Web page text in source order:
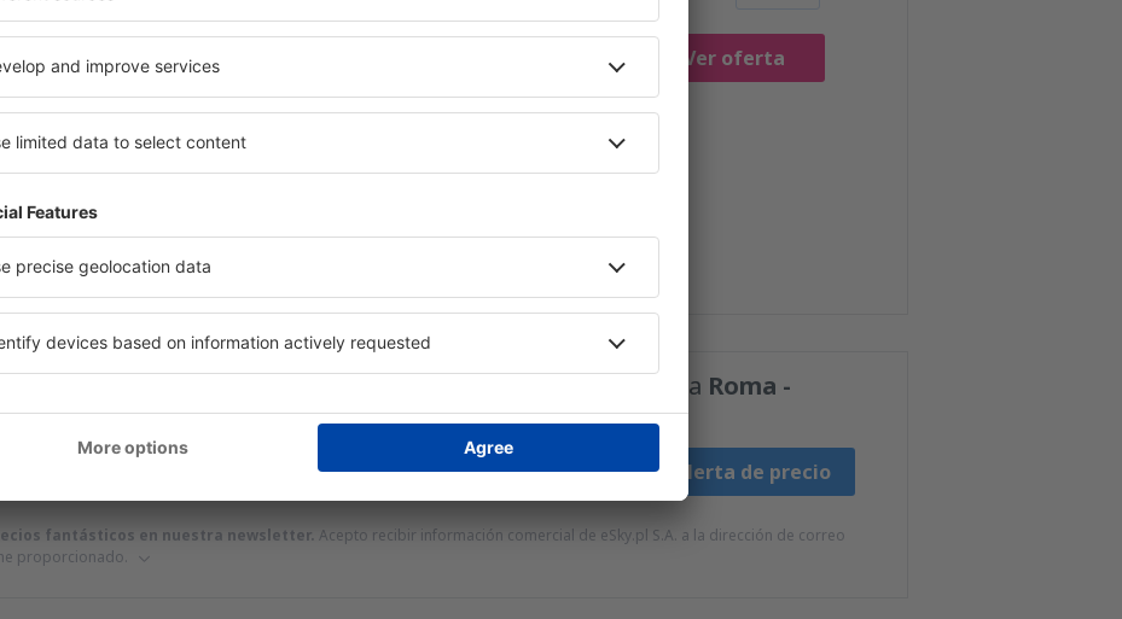
Ver oferta
FCO VLC
Duración total del viaje: 2h 10min detalles
de servicio no incluida 39 EUR
alerta de precio para los vuelos desde a Roma -
Precio máximo EUR Fijar alerta de precio
fantásticos en nuestra newsletter. Acepto recibir información comercial de eSky.pl S.A. a la dirección de correo
proporcionado.